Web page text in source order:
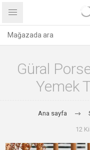
Güral
Yemek
Ana sayfa
12